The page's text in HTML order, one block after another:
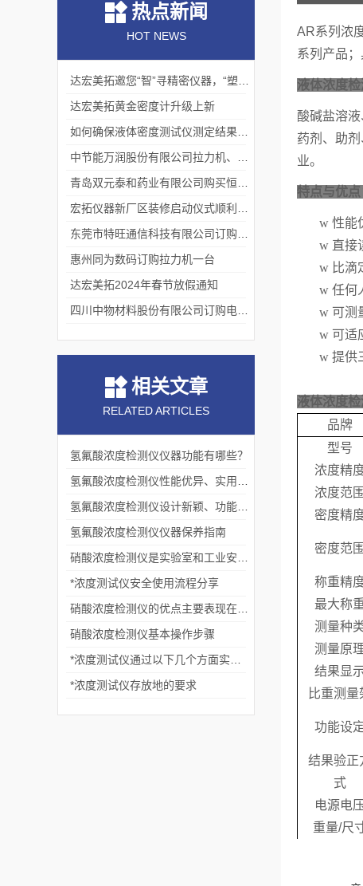
AR系列 浓
系列产品
液体浓度
酸碱盐溶液
药剂、助剂
业。
特点与优点
w 性能
w 直接
w 比滴
w 任何
w 可测
w 可适
w 提供
液体浓度
品牌
型号
浓度精
浓度范围
密度精
密度范围
称重精
最大称
测量种
测量原
结果显
比重测量
功能设
结果验正
式
电源电
重量/尺
热点新闻
HOT NEWS
达宏美拓黄金密度计升级上新
惠州同为数码订购拉力机一台
达宏美拓2024年春节放假通知
相关文章
RELATED ARTICLES
氢氟酸浓度检测仪仪器功能有哪些？
氢氟酸浓度检测仪仪器保养指南
*浓度测试仪安全使用流程分享
硝酸浓度检测仪基本操作步骤
*浓度测试仪存放地的要求